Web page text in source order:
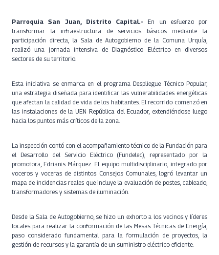
Parroquia San Juan, Distrito Capital.- En un esfuerzo por
transformar la infraestructura de servicios básicos mediante la
participación directa, la Sala de Autogobierno de la Comuna Urquía,
realizó una jornada intensiva de Diagnóstico Eléctrico en diversos
sectores de su territorio.
Esta iniciativa se enmarca en el programa Despliegue Técnico Popular,
una estrategia diseñada para identificar las vulnerabilidades energéticas
que afectan la calidad de vida de los habitantes. El recorrido comenzó en
las instalaciones de la UEN República del Ecuador, extendiéndose luego
hacia los puntos más críticos de la zona.
La inspección contó con el acompañamiento técnico de la Fundación para
el Desarrollo del Servicio Eléctrico (Fundelec), representado por la
promotora, Edrianis Márquez. El equipo multidisciplinario, integrado por
voceros y voceras de distintos Consejos Comunales, logró levantar un
mapa de incidencias reales que incluye la evaluación de postes, cableado,
transformadores y sistemas de iluminación.
Desde la Sala de Autogobierno, se hizo un exhorto a los vecinos y líderes
locales para realizar la conformación de las Mesas Técnicas de Energía,
paso considerado fundamental para la formulación de proyectos, la
gestión de recursos y la garantía de un suministro eléctrico eficiente.